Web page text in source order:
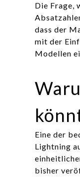
Die Frage,
dass der
mit der
Modellen
Eine der
Lightning
bisher